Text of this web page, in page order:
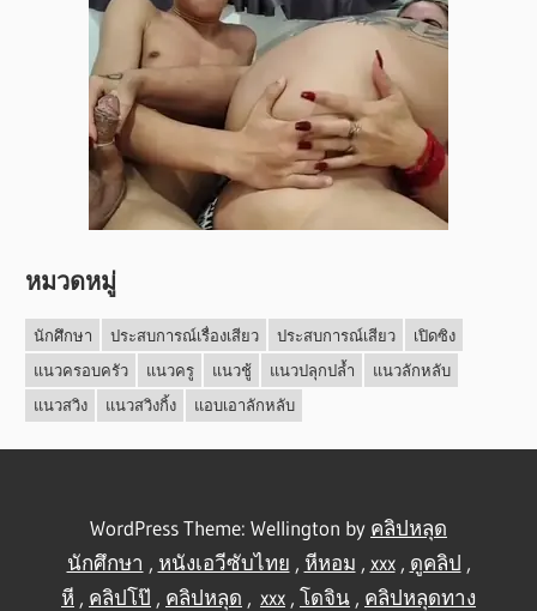
หมวดหมู่
นักศึกษา ประสบการณ์เรื่องเสียว ประสบการณ์เสียว
เปิดซิง
แนวครอบครัว
แนวครู แนวชู้ แนวปลุกปล้ำ
แนวลักหลับ
แนวสวิง
แนวสวิงกิ้ง แอบเอาลักหลับ
WordPress Theme: Wellington by คลิปหลุด
นักศึกษา , หนังเอวีซับไทย , หีหอม , xxx, ดูคลิป ,
หี , คลิปโป๊ , คลิปหลุด , xxx , โดจิน , คลิปหลุดทาง